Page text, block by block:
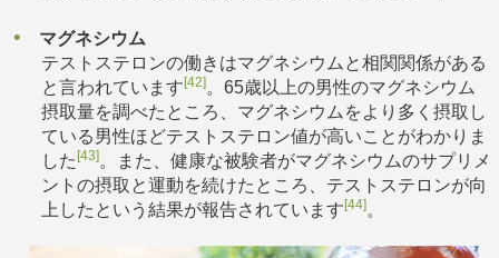
マグネシウム
テストステロンの働きはマグネシウムと相関関係がある
と言われています[42] 。65歳以上の男性のマグネシウム
摂取量を調べたところ、マグネシウムをより多く摂取し
ている男性ほどテストステロン値が高いことがわかりま
した[43] 。また、健康な被験者がマグネシウムのサプリメ
ントの摂取と運動を続けたところ、テストステロンが向
上したという結果が報告されています[44] 。